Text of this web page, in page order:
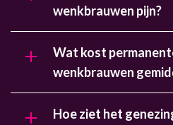
wenkbrauwen pijn?
Wat kost
wenkbrauwen
Hoe ziet het